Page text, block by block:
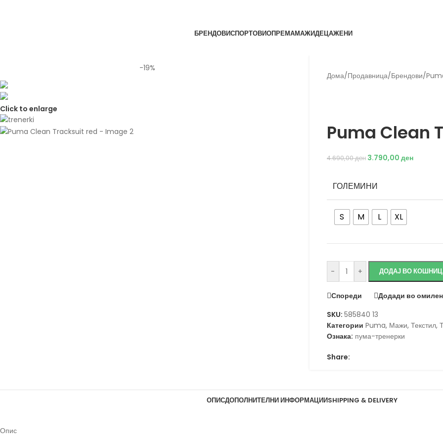
БРЕНДОВИСПОРТОВИОПРЕМАМАЖИДЕЦАЖЕНИ
-19%
Click to enlarge
Дома/Продавница/Брендови/
Puma Clean
4.690,00ден 3.790,00 ден
ГОЛЕМИНИ
S M L XL
- + ДОДАЈ ВО
Спореди
Додади во
SKU: 585840 13
Категории Puma, Мажи, Текстил,
Ознака: пума-тренерки
Share:
ОПИСДОПОЛНИТЕЛНИ ИНФОРМАЦИИSHIPPING & DELIVERY
Опис